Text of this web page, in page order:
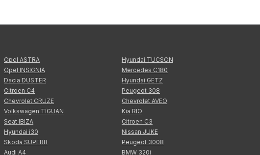
Opel ASTRA
Opel INSIGNIA
Dacia DUSTER
Citroen C4
Chevrolet CRUZE
Volkswagen TIGUAN
Seat IBIZA
Hyundai i30
Skoda SUPERB
Audi A4
Hyundai TUCSON
Mercedes C180
Hyundai GETZ
Peugeot 308
Chevrolet AVEO
Kia RIO
Citroen C3
Nissan JUKE
Peugeot 3008
BMW 320i